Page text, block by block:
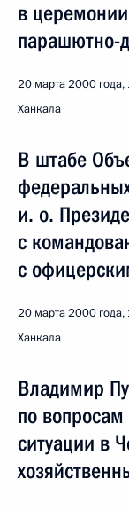
в
парашютно-
20 марта 2000
Ханкала
В штабе
и. о.
с
с
20 марта 2000
Ханкала
Владимир
по
ситуации в